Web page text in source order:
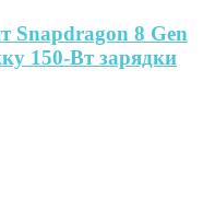
Snapdragon 8 Gen
150-Вт зарядки